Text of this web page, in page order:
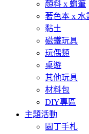
顏料 x 蠟筆
著色本 x 水
黏土
磁鐵玩具
玩偶類
桌遊
其他玩具
材料包
DIY專區
主題活動
園丁手札